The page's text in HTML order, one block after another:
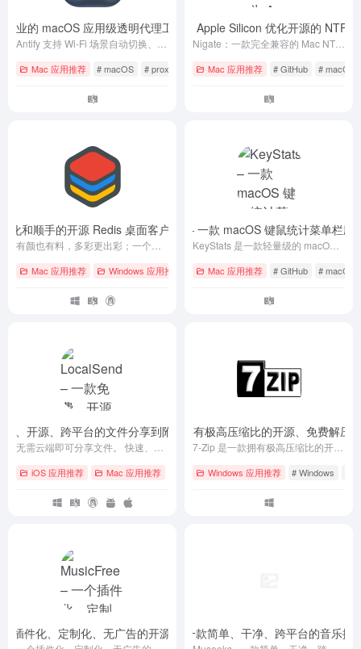
业的 macOS 应用级透明代理工具
- 最新版
Mac 应用推荐 # macOS # proxy # 代理
Nigate – 一款完全兼容 Mac、专为 Apple Silicon 优化开源的 NTFS
Mac 应用推荐 # GitHub # macOS
化和顺手的开源 Redis 桌面客户端 – TinyRDM- v1.2.5
Mac 应用推荐 Windows 应用推荐 # GitHub # Linux # macOS
KeyStats – 一款 macOS 键鼠统计菜单栏应
Mac 应用推荐 # GitHub # macOS
、开源、跨平台的文件分享到附近的设备工具- v1.17.0
iOS 应用推荐 Mac 应用推荐 # Android # GitHub # iOS
7-Zip – 一款拥有极高压缩比的开源、免费解压
Windows 应用推荐 # Windows
插件化、定制化、无广告的开源音乐播放器- v0.6.2
Museeks – 一款简单、干净、跨平台的音乐播